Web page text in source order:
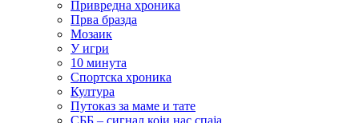
Привредна хроника
Прва бразда
Мозаик
У игри
10 минута
Спортска хроника
Култура
Путоказ за маме и тате
СББ – сигнал који нас спаја